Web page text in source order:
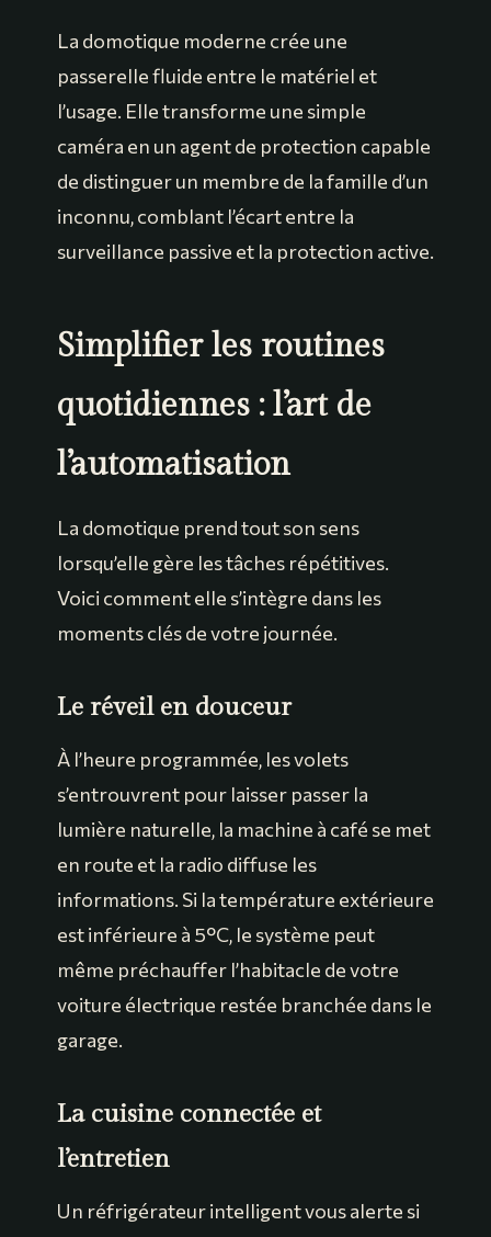
La domotique moderne crée une
passerelle fluide entre le matériel et
l’usage. Elle transforme une simple
caméra en un agent de protection capable
de distinguer un membre de la famille d’un
inconnu, comblant l’écart entre la
surveillance passive et la protection active.
Simplifier les routines
quotidiennes : l’art de
l’automatisation
La domotique prend tout son sens
lorsqu’elle gère les tâches répétitives.
Voici comment elle s’intègre dans les
moments clés de votre journée.
Le réveil en douceur
À l’heure programmée, les volets
s’entrouvrent pour laisser passer la
lumière naturelle, la machine à café se met
en route et la radio diffuse les
informations. Si la température extérieure
est inférieure à 5°C, le système peut
même préchauffer l’habitacle de votre
voiture électrique restée branchée dans le
garage.
La cuisine connectée et
l’entretien
Un réfrigérateur intelligent vous alerte si